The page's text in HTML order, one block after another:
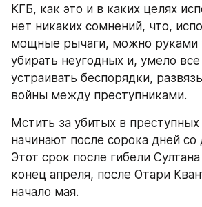
КГБ, как это и в каких целях
нет никаких сомнений, что,
мощные рычаги, можно руками
убирать неугодных и, умело
устраивать беспорядки,
войны между преступниками.
Мстить за убитых в
начинают после сорока дней со
Этот срок после гибели
конец апреля, после Отари
начало мая.